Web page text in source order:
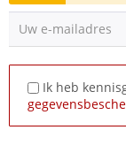
Uw e-mailadres
Ik heb